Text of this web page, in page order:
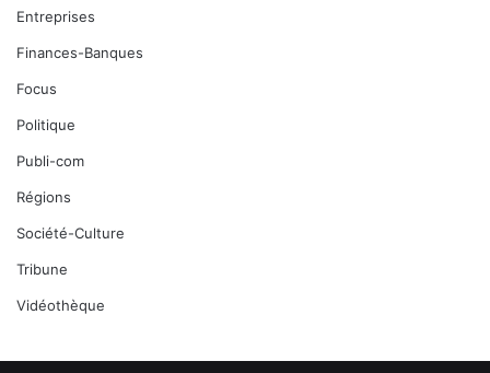
Entreprises
Finances-Banques
Focus
Politique
Publi-com
Régions
Société-Culture
Tribune
Vidéothèque